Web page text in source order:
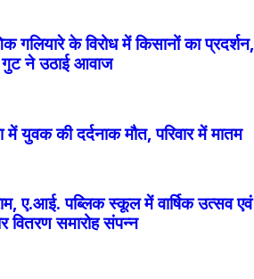
गलियारे के विरोध में किसानों का प्रदर्शन,
ने उठाई आवाज
में युवक की दर्दनाक मौत, परिवार में मातम
ए.आई. पब्लिक स्कूल में वार्षिक उत्सव एवं
वितरण समारोह संपन्न